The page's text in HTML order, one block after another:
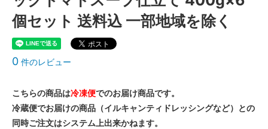
個セット 送料込 一部地域を除く
0 件のレビュー
こちらの商品は冷凍便でのお届け商品です。
冷蔵便でお届けの商品（イルキャンティドレッシングなど）との
同時ご注文はシステム上出来かねます。